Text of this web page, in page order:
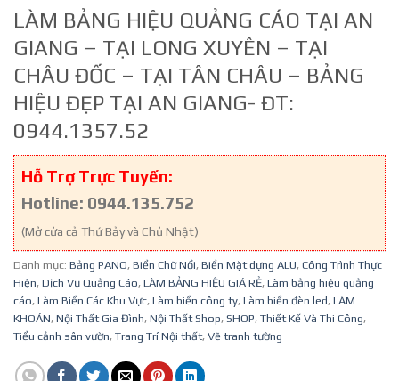
LÀM BẢNG HIỆU QUẢNG CÁO TẠI AN
GIANG – TẠI LONG XUYÊN – TẠI
CHÂU ĐỐC – TẠI TÂN CHÂU – BẢNG
HIỆU ĐẸP TẠI AN GIANG- ĐT:
0944.1357.52
Hỗ Trợ Trực Tuyến:
Hotline: 0944.135.752
(Mở cửa cả Thứ Bảy và Chủ Nhật)
Danh mục: Bảng PANO, Biển Chữ Nổi, Biển Mặt dựng ALU, Công Trình Thực
Hiện, Dịch Vụ Quảng Cáo, LÀM BẢNG HIỆU GIÁ RẺ, Làm bảng hiệu quảng
cáo, Làm Biển Các Khu Vực, Làm biển công ty, Làm biển đèn led, LÀM
KHOÁN, Nội Thất Gia Đình, Nội Thất Shop, SHOP, Thiết Kế Và Thi Công,
Tiểu cảnh sân vườn, Trang Trí Nội thất, Vẽ tranh tường